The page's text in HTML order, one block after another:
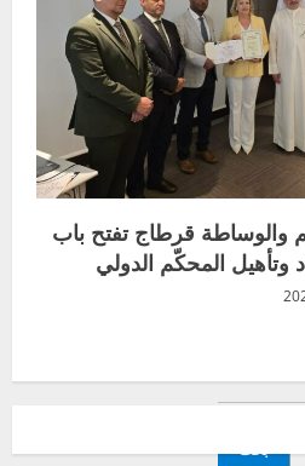
والوساطة قرطاج تفتح باب
المحكّم الدولي
بحث